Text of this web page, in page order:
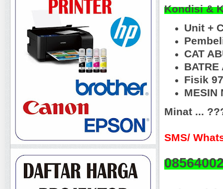
Kondisi &
Unit +
CAT
BATRE
Fisik
MESIN
Minat ...
SMS/